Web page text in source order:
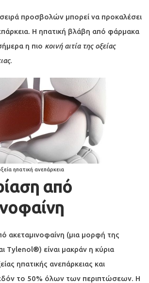
προσβολών μπορεί να προκαλέσει
Η ηπατική βλάβη από φάρμακα
η πιο κοινή αιτία της οξείας
.
ηπατική ανεπάρκεια
από
ακεταμινοφαίνη (μια μορφή της
Tylenol®) είναι μακράν η κύρια
ηπατικής ανεπάρκειας και
το 50% όλων των περιπτώσεων. Η